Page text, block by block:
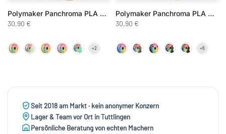
Polymaker Panchroma PLA Celestial
30,90 €
Polymaker Panchroma PLA Starlight
30,90 €
Seit 2018 am Markt · kein anonymer Konzern
Lager & Team vor Ort in Tuttlingen
Persönliche Beratung von echten Machern